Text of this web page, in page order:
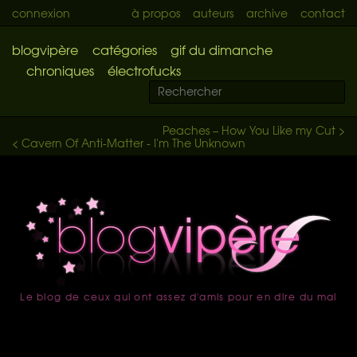
connexion à propos auteurs archive contact
blogvipère catégories
gif du dimanche
chroniques
électrofucks
Peaches – How You Like my Cut >
< Cavern Of Anti-Matter - I'm The Unknown
accueil
Le blog de ceux qui ont assez d'amis pour en dire du mal